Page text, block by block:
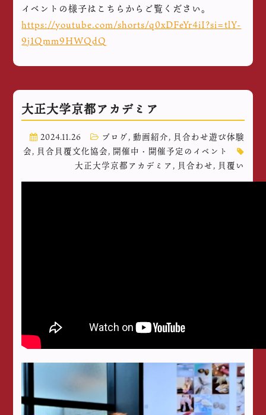
イベントの様子はこちらからご覧ください。
https://youtube.com/shorts/q0xDFeYr4iI?si=tlY-
9j1Qmm9HWQdQ
大正大学京都アカデミア
2024.11.26 ブログ, 動画紹介, 貝合わせ遊び体験
会, 貝合貝覆文化協会, 開催中・開催予定のイベント
大正大学京都アカデミア , 貝合わせ, 貝覆い